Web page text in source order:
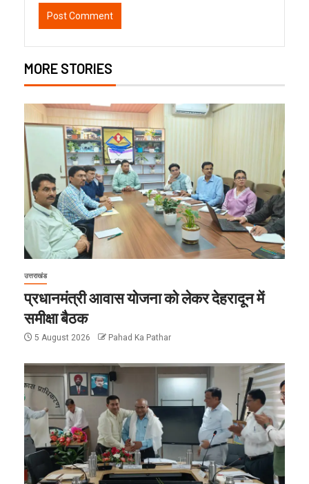
MORE STORIES
उत्तराखंड
प्रधानमंत्री आवास योजना को लेकर देहरादून में
समीक्षा बैठक
5 August 2026 Pahad Ka Pathar